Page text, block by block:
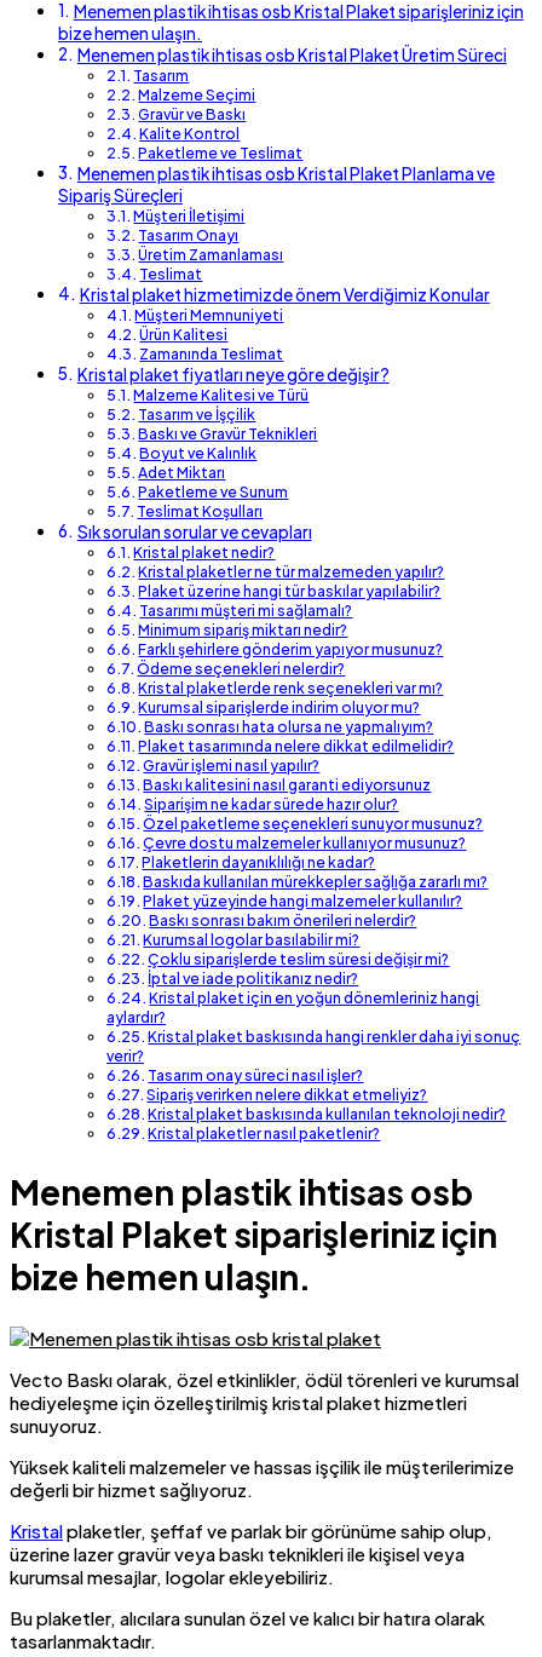
Menemen plastik ihtisas osb Kristal Plaket siparişleriniz için
bize hemen ulaşın.
Menemen plastik ihtisas osb Kristal Plaket Üretim Süreci
Tasarım
Malzeme Seçimi
Gravür ve Baskı
Kalite Kontrol
Paketleme ve Teslimat
Menemen plastik ihtisas osb Kristal Plaket Planlama ve
Sipariş Süreçleri
Müşteri İletişimi
Tasarım Onayı
Üretim Zamanlaması
Teslimat
Kristal plaket hizmetimizde önem Verdiğimiz Konular
Müşteri Memnuniyeti
Ürün Kalitesi
Zamanında Teslimat
Kristal plaket fiyatları neye göre değişir?
Malzeme Kalitesi ve Türü
Tasarım ve İşçilik
Baskı ve Gravür Teknikleri
Boyut ve Kalınlık
Adet Miktarı
Paketleme ve Sunum
Teslimat Koşulları
Sık sorulan sorular ve cevapları
Kristal plaket nedir?
Kristal plaketler ne tür malzemeden yapılır?
Plaket üzerine hangi tür baskılar yapılabilir?
Tasarımı müşteri mi sağlamalı?
Minimum sipariş miktarı nedir?
Farklı şehirlere gönderim yapıyor musunuz?
Ödeme seçenekleri nelerdir?
Kristal plaketlerde renk seçenekleri var mı?
Kurumsal siparişlerde indirim oluyor mu?
Baskı sonrası hata olursa ne yapmalıyım?
Plaket tasarımında nelere dikkat edilmelidir?
Gravür işlemi nasıl yapılır?
Baskı kalitesini nasıl garanti ediyorsunuz
Siparişim ne kadar sürede hazır olur?
Özel paketleme seçenekleri sunuyor musunuz?
Çevre dostu malzemeler kullanıyor musunuz?
Plaketlerin dayanıklılığı ne kadar?
Baskıda kullanılan mürekkepler sağlığa zararlı mı?
Plaket yüzeyinde hangi malzemeler kullanılır?
Baskı sonrası bakım önerileri nelerdir?
Kurumsal logolar basılabilir mi?
Çoklu siparişlerde teslim süresi değişir mi?
İptal ve iade politikanız nedir?
Kristal plaket için en yoğun dönemleriniz hangi
aylardır?
Kristal plaket baskısında hangi renkler daha iyi sonuç
verir?
Tasarım onay süreci nasıl işler?
Sipariş verirken nelere dikkat etmeliyiz?
Kristal plaket baskısında kullanılan teknoloji nedir?
Kristal plaketler nasıl paketlenir?
Menemen plastik ihtisas osb
Kristal Plaket siparişleriniz için
bize hemen ulaşın.
Vecto Baskı olarak, özel etkinlikler, ödül törenleri ve kurumsal
hediyeleşme için özelleştirilmiş kristal plaket hizmetleri
sunuyoruz.
Yüksek kaliteli malzemeler ve hassas işçilik ile müşterilerimize
değerli bir hizmet sağlıyoruz.
Kristalplaketler, şeffaf ve parlak bir görünüme sahip olup,
üzerine lazer gravür veya baskı teknikleri ile kişisel veya
kurumsal mesajlar, logolar ekleyebiliriz.
Bu plaketler, alıcılara sunulan özel ve kalıcı bir hatıra olarak
tasarlanmaktadır.